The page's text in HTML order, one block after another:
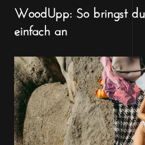
WoodUpp: So bringst
einfach an